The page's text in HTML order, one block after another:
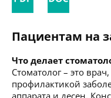
Пациентам на
Что делает
Стоматолог – это
профилактикой
аппарата и десен.